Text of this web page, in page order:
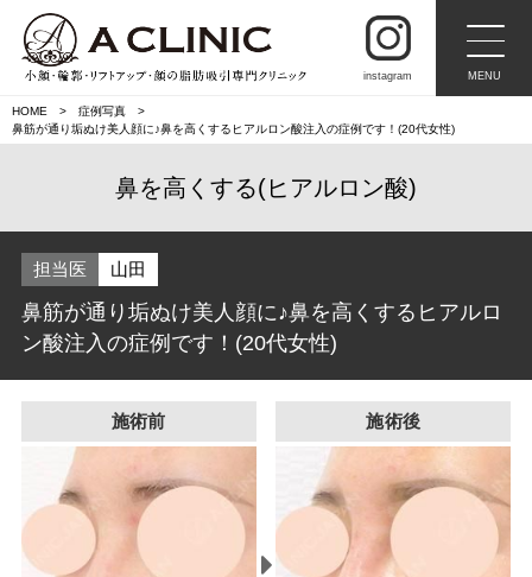
instagram MENU
HOME
症例写真
鼻筋が通り垢ぬけ美人顔に♪鼻を高くするヒアルロン酸注入の症例です！(20代女性)
鼻を高くする(ヒアルロン酸)
担当医 山田
鼻筋が通り垢ぬけ美人顔に♪鼻を高くするヒアルロ
ン酸注入の症例です！(20代女性)
施術前 施術後